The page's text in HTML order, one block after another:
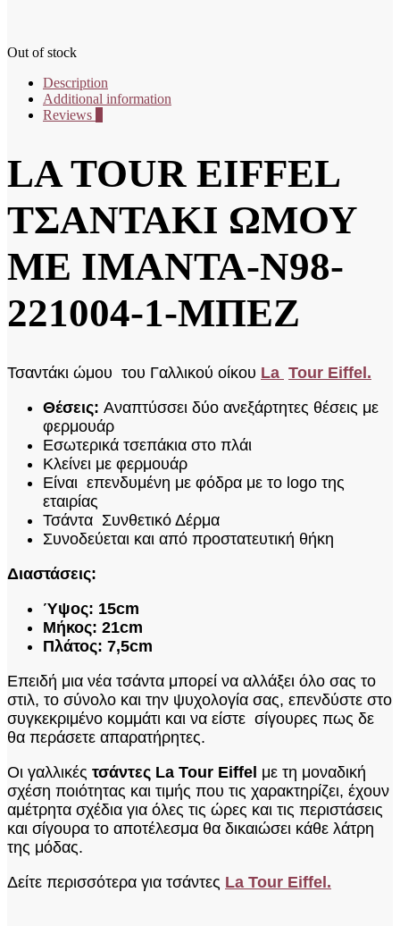
Out of stock
Description
Additional information
Reviews
LA TOUR EIFFEL
ΤΣΑΝΤΑΚΙ ΩΜΟΥ
ΜΕ ΙΜΑΝΤΑ-N98-
221004-1-ΜΠΕΖ
Τσαντάκι ώμου του Γαλλικού οίκου La Tour Eiffel.
Θέσεις: Αναπτύσσει δύο ανεξάρτητες θέσεις με
φερμουάρ
Εσωτερικά τσεπάκια στο πλάι
Κλείνει με φερμουάρ
Είναι επενδυμένη με φόδρα με το logo της
εταιρίας
Τσάντα Συνθετικό Δέρμα
Συνοδεύεται και από προστατευτική θήκη
Διαστάσεις:
Ύψος: 15cm
Μήκος: 21cm
Πλάτος: 7,5cm
Επειδή μια νέα τσάντα μπορεί να αλλάξει όλο σας το
στιλ, το σύνολο και την ψυχολογία σας, επενδύστε στο
συγκεκριμένο κομμάτι και να είστε σίγουρες πως δε
θα περάσετε απαρατήρητες.
Οι γαλλικές τσάντες La Tour Eiffel με τη μοναδική
σχέση ποιότητας και τιμής που τις χαρακτηρίζει, έχουν
αμέτρητα σχέδια για όλες τις ώρες και τις περιστάσεις
και σίγουρα το αποτέλεσμα θα δικαιώσει κάθε λάτρη
της μόδας.
Δείτε περισσότερα για τσάντες La Tour Eiffel.